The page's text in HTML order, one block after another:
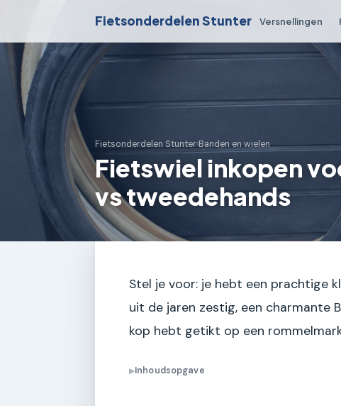
Fietsonderdelen Stunter Versnellingen
Fietsonderdelen Stunter›Banden en wielen
Fietswiel inkopen
vs tweedehands
Stel je voor: je hebt een prachtige
uit de jaren zestig, een charmante
kop hebt getikt op een
▶Inhoudsopgave